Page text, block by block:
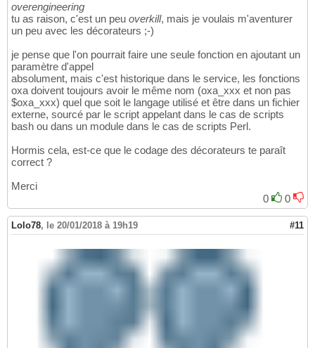
overengineering
tu as raison, c'est un peu overkill, mais je voulais m'aventurer
un peu avec les décorateurs ;-)
je pense que l'on pourrait faire une seule fonction en ajoutant un
paramètre d'appel
absolument, mais c'est historique dans le service, les fonctions
oxa doivent toujours avoir le même nom (oxa_xxx et non pas
$oxa_xxx) quel que soit le langage utilisé et être dans un fichier
externe, sourcé par le script appelant dans le cas de scripts
bash ou dans un module dans le cas de scripts Perl.
Hormis cela, est-ce que le codage des décorateurs te paraît
correct ?
Merci
0
0
Lolo78, le 20/01/2018 à 19h19 #11